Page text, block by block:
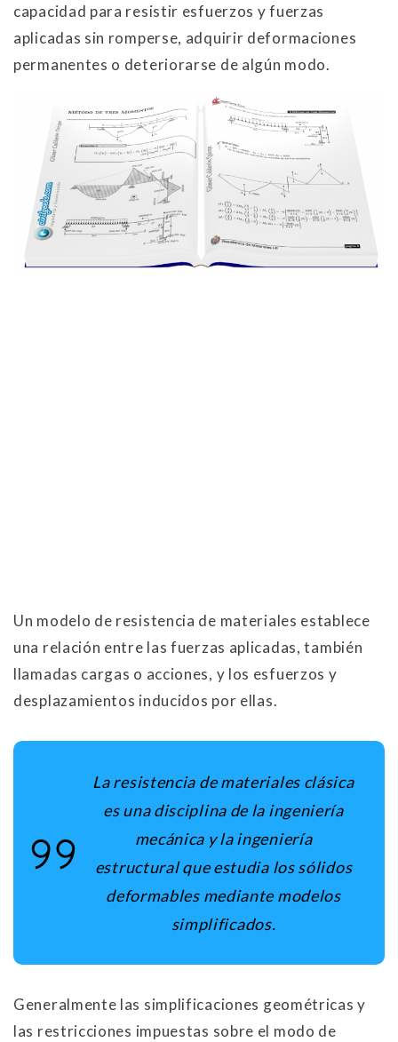
capacidad para resistir esfuerzos y fuerzas
aplicadas sin romperse, adquirir deformaciones
permanentes o deteriorarse de algún modo.
Un modelo de resistencia de materiales establece
una relación entre las fuerzas aplicadas, también
llamadas cargas o acciones, y los esfuerzos y
desplazamientos inducidos por ellas.
La resistencia de materiales clásica
es una disciplina de la ingeniería
mecánica y la ingeniería
estructural que estudia los sólidos
deformables mediante modelos
simplificados.
Generalmente las simplificaciones geométricas y
las restricciones impuestas sobre el modo de